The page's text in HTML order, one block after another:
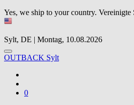
Yes, we ship to your country. Vereinigte
Sylt, DE | Montag, 10.08.2026
OUTBACK Sylt
0